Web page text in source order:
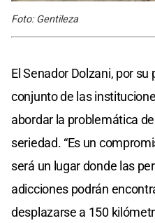
Foto: Gentileza
El Senador Dolzani, por
conjunto de las
abordar la problemática
seriedad. “Es un
será un lugar donde las
adicciones podrán
desplazarse a 150